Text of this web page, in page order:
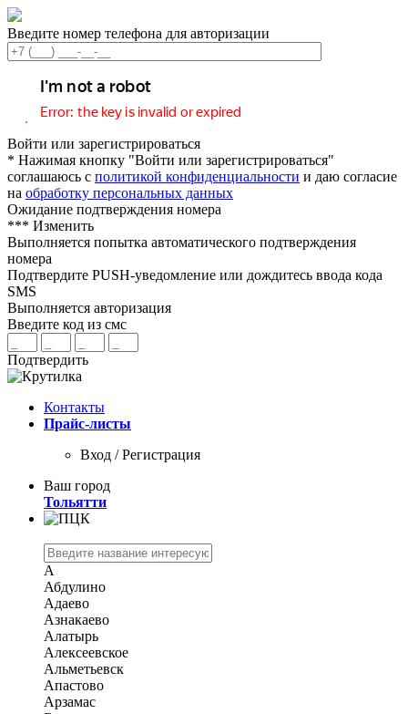
Введите номер телефона для авторизации
Войти или зарегистрироваться
* Нажимая кнопку "Войти или зарегистрироваться"
соглашаюсь с политикой конфиденциальности и даю согласие
на обработку персональных данных
Ожидание подтверждения номера
*** Изменить
Выполняется попытка автоматического подтверждения
номера
Подтвердите PUSH-уведомление или дождитесь ввода кода
SMS
Выполняется авторизация
Введите код из смс
Подтвердить
Контакты
Прайс-листы
Вход / Регистрация
Ваш город
Тольятти
А
Абдулино
Адаево
Азнакаево
Алатырь
Алексеевское
Альметьевск
Апастово
Арзамас